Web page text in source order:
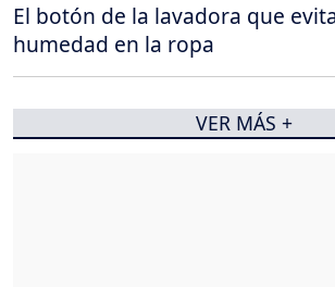
El botón de la lavadora que
humedad en la ropa
VER MÁS +